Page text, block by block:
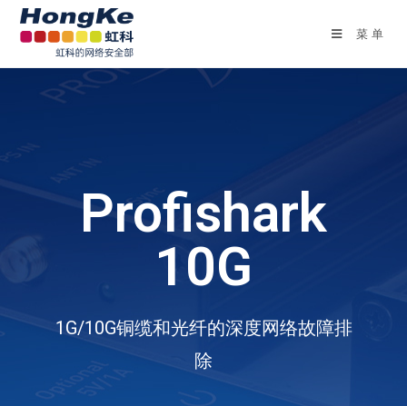
菜单
Profishark
10G
1G/10G铜缆和光纤的深度网络故障排
除